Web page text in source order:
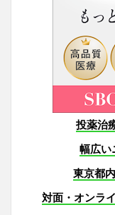
投薬治
幅広い
東京都
対面・オンラ